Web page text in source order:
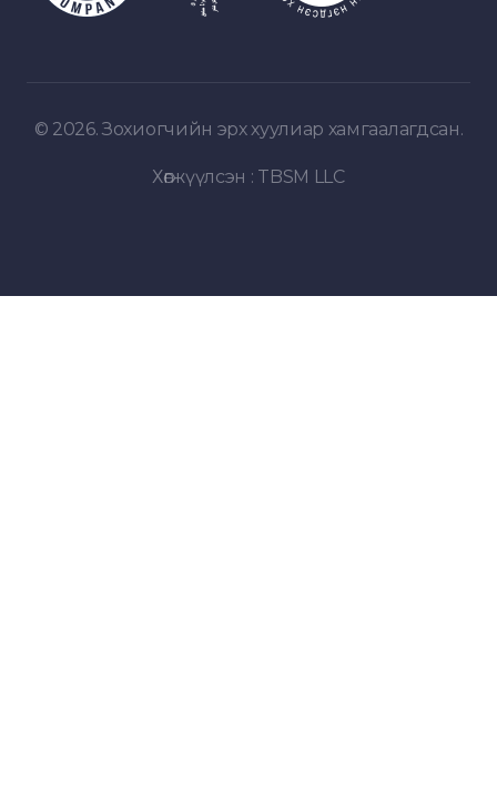
© 2026. Зохиогчийн эрх хуулиар хамгаалагдсан.
Хөгжүүлсэн : TBSM LLC